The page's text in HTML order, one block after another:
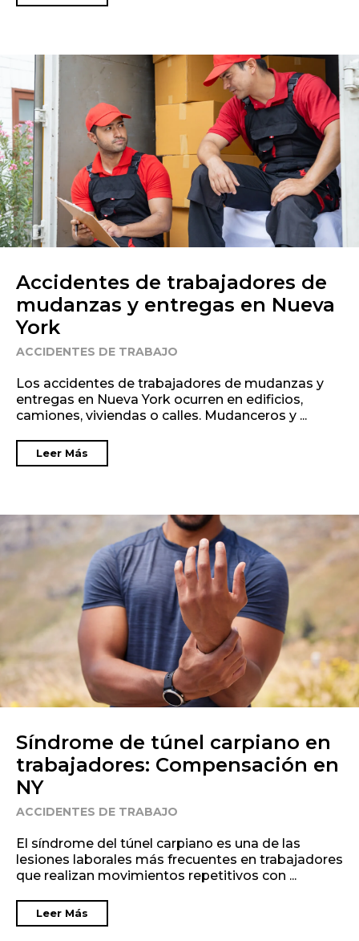
Accidentes de trabajadores de
mudanzas y entregas en Nueva
York
ACCIDENTES DE TRABAJO
Los accidentes de trabajadores de mudanzas y
entregas en Nueva York ocurren en edificios,
camiones, viviendas o calles. Mudanceros y ...
Leer Más
Síndrome de túnel carpiano en
trabajadores: Compensación en
NY
ACCIDENTES DE TRABAJO
El síndrome del túnel carpiano es una de las
lesiones laborales más frecuentes en trabajadores
que realizan movimientos repetitivos con ...
Leer Más